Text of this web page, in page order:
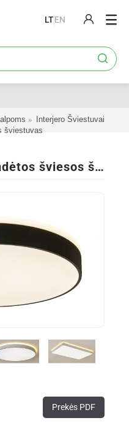
LTEN
Interjero Šviestuvai
šviestuvas
Tiesioginės ir atspindėtos šviesos šviestuvas
Prekės PDF